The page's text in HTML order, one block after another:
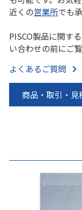
近くの営業所でも
PISCO製品に関す
い合わせの前にご
よくあるご質問
商品・取引・